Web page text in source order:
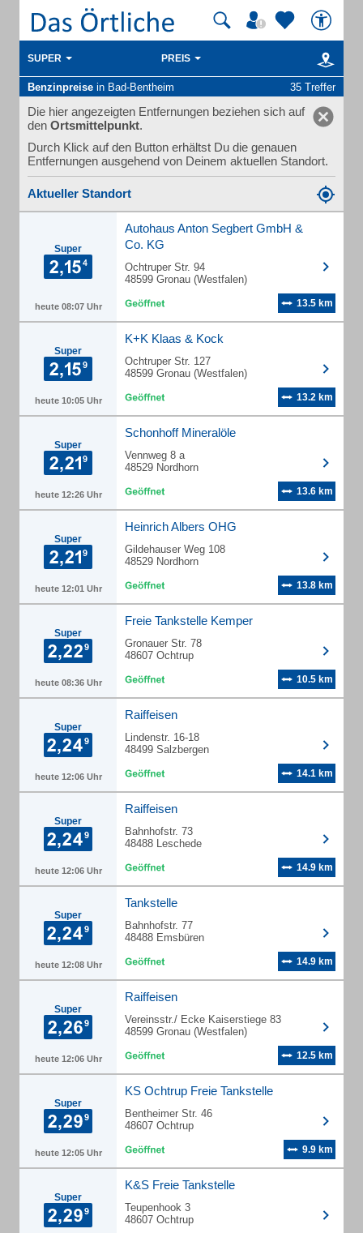
SUPER PREIS
Benzinpreise in Bad-Bentheim 35 Treffer
Die hier angezeigten Entfernungen beziehen sich auf
den Ortsmittelpunkt.
Durch Klick auf den Button erhältst Du die genauen
Entfernungen ausgehend von Deinem aktuellen Standort.
Aktueller Standort
Super
heute 08:07 Uhr
Autohaus Anton Segbert GmbH &
Co. KG
Ochtruper Str. 94
48599 Gronau (Westfalen)
13.5 km
Super
heute 10:05 Uhr
K+K Klaas & Kock
Ochtruper Str. 127
48599 Gronau (Westfalen)
13.2 km
Super
heute 12:26 Uhr
Schonhoff Mineralöle
Vennweg 8 a
48529 Nordhorn
13.6 km
Super
heute 12:01 Uhr
Heinrich Albers OHG
Gildehauser Weg 108
48529 Nordhorn
13.8 km
Super
heute 08:36 Uhr
Freie Tankstelle Kemper
Gronauer Str. 78
48607 Ochtrup
10.5 km
Super
heute 12:06 Uhr
Raiffeisen
Lindenstr. 16-18
48499 Salzbergen
14.1 km
Super
heute 12:06 Uhr
Raiffeisen
Bahnhofstr. 73
48488 Leschede
14.9 km
Super
heute 12:08 Uhr
Tankstelle
Bahnhofstr. 77
48488 Emsbüren
14.9 km
Super
heute 12:06 Uhr
Raiffeisen
Vereinsstr./ Ecke Kaiserstiege 83
48599 Gronau (Westfalen)
12.5 km
Super
heute 12:05 Uhr
KS Ochtrup Freie Tankstelle
Bentheimer Str. 46
48607 Ochtrup
9.9 km
Super
K&S Freie Tankstelle
Teupenhook 3
48607 Ochtrup